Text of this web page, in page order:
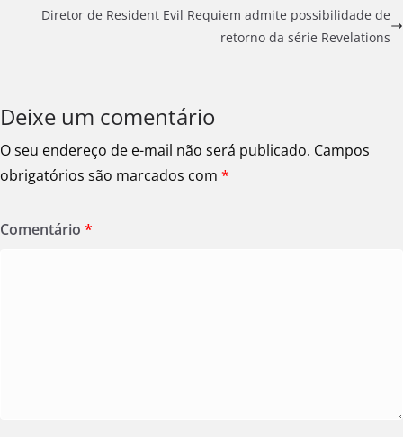
Diretor de Resident Evil Requiem admite possibilidade de
retorno da série Revelations
Deixe um comentário
O seu endereço de e-mail não será publicado. Campos
obrigatórios são marcados com *
Comentário *